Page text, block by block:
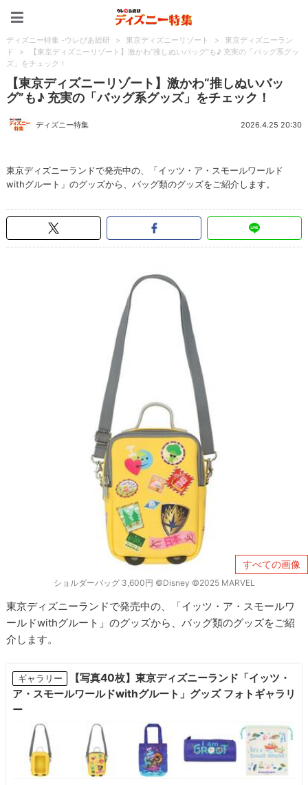
ディズニー特集 -ウレぴあ総研 > 東京ディズニーリゾート >
東京ディズニーラン
ド
>
【東京ディズニーリゾート】激かわ“推しぬいバッグ”も♪ 充実の「バッグ系グッ
ズ」をチェック！
【東京ディズニーリゾート】激かわ“推しぬいバッ
グ”も♪ 充実の「バッグ系グッズ」をチェック！
ディズニー特集 2026.4.25 20:30
東京ディズニーランドで発売中の、「イッツ・ア・スモールワールド
withグルート」のグッズから、バッグ類のグッズをご紹介します。
すべての画像
ショルダーバッグ 3,600円 ©Disney ©2025 MARVEL
東京ディズニーランドで発売中の、「イッツ・ア・スモールワ
ールドwithグルート」のグッズから、バッグ類のグッズをご紹
介します。
ギャラリー
【写真40枚】東京ディズニーランド「イッツ・
ア・スモールワールドwithグルート」グッズ フォトギャラリ
ー